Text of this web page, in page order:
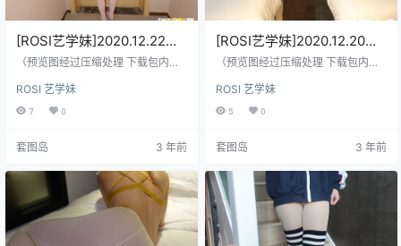
[ROSI艺学妹]2020.12.22
NO.210[61+1P／46.9MB]
（预览图经过压缩处理 下载包内是
ROSI 艺学妹
7 0
套图岛 3 年前
[ROSI艺学妹]2020.12.20
NO.209[55+1P／72.2MB]
（预览图经过压缩处理 下载包内是
ROSI 艺学妹
5 0
套图岛 3 年前